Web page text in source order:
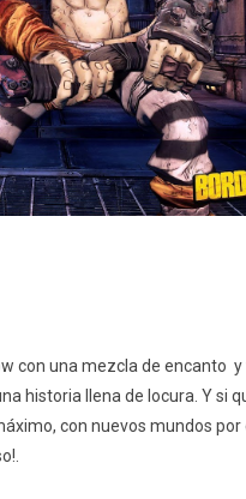
con una mezcla de encanto
historia llena de locura. Y si
con nuevos mundos